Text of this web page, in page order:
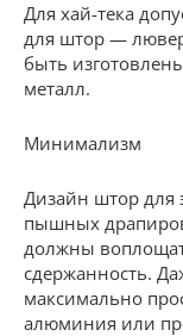
Для хай-тека
для штор —
быть
металл.
Минимализм
Дизайн штор для
пышных
должны
сдержанность.
максимально
алюминия или